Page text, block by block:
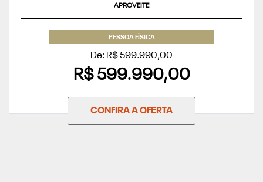
APROVEITE
PESSOA FÍSICA
De: R$ 599.990,00
R$ 599.990,00
CONFIRA A OFERTA